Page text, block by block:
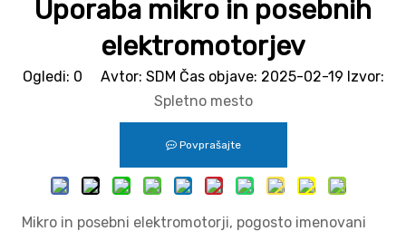
Uporaba mikro in posebnih
elektromotorjev
Ogledi: 0 Avtor: SDM Čas objave: 2025-02-19 Izvor:
Spletno mesto
Povprašajte
Mikro in posebni elektromotorji, pogosto imenovani